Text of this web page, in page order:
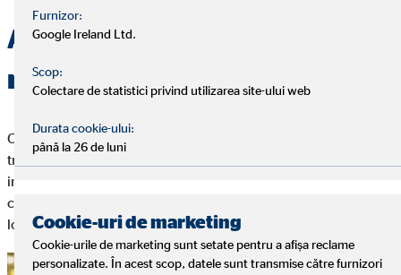
Avantajele și dezavantajele
mutării împreună
Cu toate acestea, înainte de a te muta cu partenerul tău, ar
trebui să cunoaști avantajele și dezavantajele. Cel mai
important lucru este că doriți să vă mutați împreună din motive
corecte. Motivele pur financiare nu ar trebui să fie pe primul
loc.
Furnizor:
Google Ireland Ltd.
Scop:
Colectare de statistici privind utilizarea site-ului web
Durata cookie-ului:
până la 26 de luni
Cookie-uri de marketing
Cookie-urile de marketing sunt setate pentru a afișa reclame
personalizate. În acest scop, datele sunt transmise către furnizori